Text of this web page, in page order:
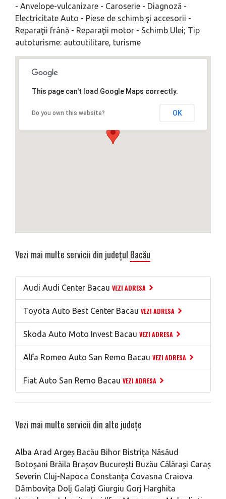
- Anvelope-vulcanizare - Caroserie - Diagnoză -
Electricitate Auto - Piese de schimb şi accesorii -
Reparaţii frână - Reparaţii motor - Schimb Ulei; Tip
autoturisme: autoutilitare, turisme
This page can't load Google Maps correctly.
Do you own this website? OK
Vezi mai multe servicii din județul Bacău
Audi Audi Center Bacau VEZI ADRESA
Toyota Auto Best Center Bacau VEZI ADRESA
Skoda Auto Moto Invest Bacau VEZI ADRESA
Alfa Romeo Auto San Remo Bacau VEZI ADRESA
Fiat Auto San Remo Bacau VEZI ADRESA
Vezi mai multe servicii din alte județe
Alba Arad Argeș Bacău Bihor Bistrița Năsăud
Botoșani Brăila Brașov București Buzău Călărași Caraș
Severin Cluj-Napoca Constanța Covasna Craiova
Dâmbovița Dolj Galați Giurgiu Gorj Harghita